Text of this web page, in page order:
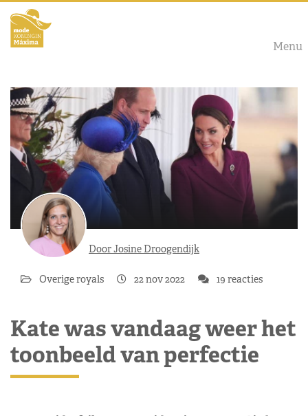
Menu
Door Josine Droogendijk
Overige royals 22 nov 2022 19 reacties
Kate was vandaag weer het
toonbeeld van perfectie